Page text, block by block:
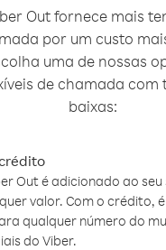
Out fornece mais
por um custo
uma de nossas
de chamada com
baixas:
Out é adicionado ao seu
valor. Com o crédito,
qualquer número do
do Viber.